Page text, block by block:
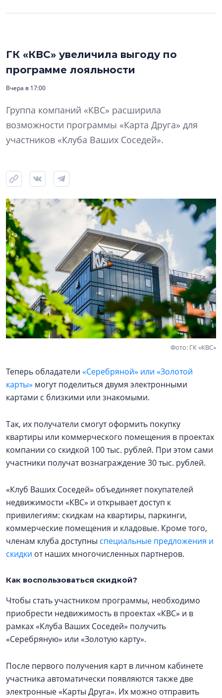
ГК «КВС» увеличила выгоду по
программе лояльности
Вчера в 17:00
Группа компаний «КВС» расширила
возможности программы «Карта Друга» для
участников «Клуба Ваших Соседей».
Фото: ГК «КВС»
Теперь обладатели «Серебряной» или «Золотой
карты» могут поделиться двумя электронными
картами с близкими или знакомыми.
Так, их получатели смогут оформить покупку
квартиры или коммерческого помещения в проектах
компании со скидкой 100 тыс. рублей. При этом сами
участники получат вознаграждение 30 тыс. рублей.
«Клуб Ваших Соседей» объединяет покупателей
недвижимости «КВС» и открывает доступ к
привилегиям: скидкам на квартиры, паркинги,
коммерческие помещения и кладовые. Кроме того,
членам клуба доступны специальные предложения и
скидки от наших многочисленных партнеров.
Как воспользоваться скидкой?
Чтобы стать участником программы, необходимо
приобрести недвижимость в проектах «КВС» и в
рамках «Клуба Ваших Соседей» получить
«Серебряную» или «Золотую карту».
После первого получения карт в личном кабинете
участника автоматически появляются также две
электронные «Карты Друга». Их можно отправить